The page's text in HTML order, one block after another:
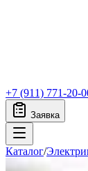
+7 (911) 771-20-
Заявка
Каталог/